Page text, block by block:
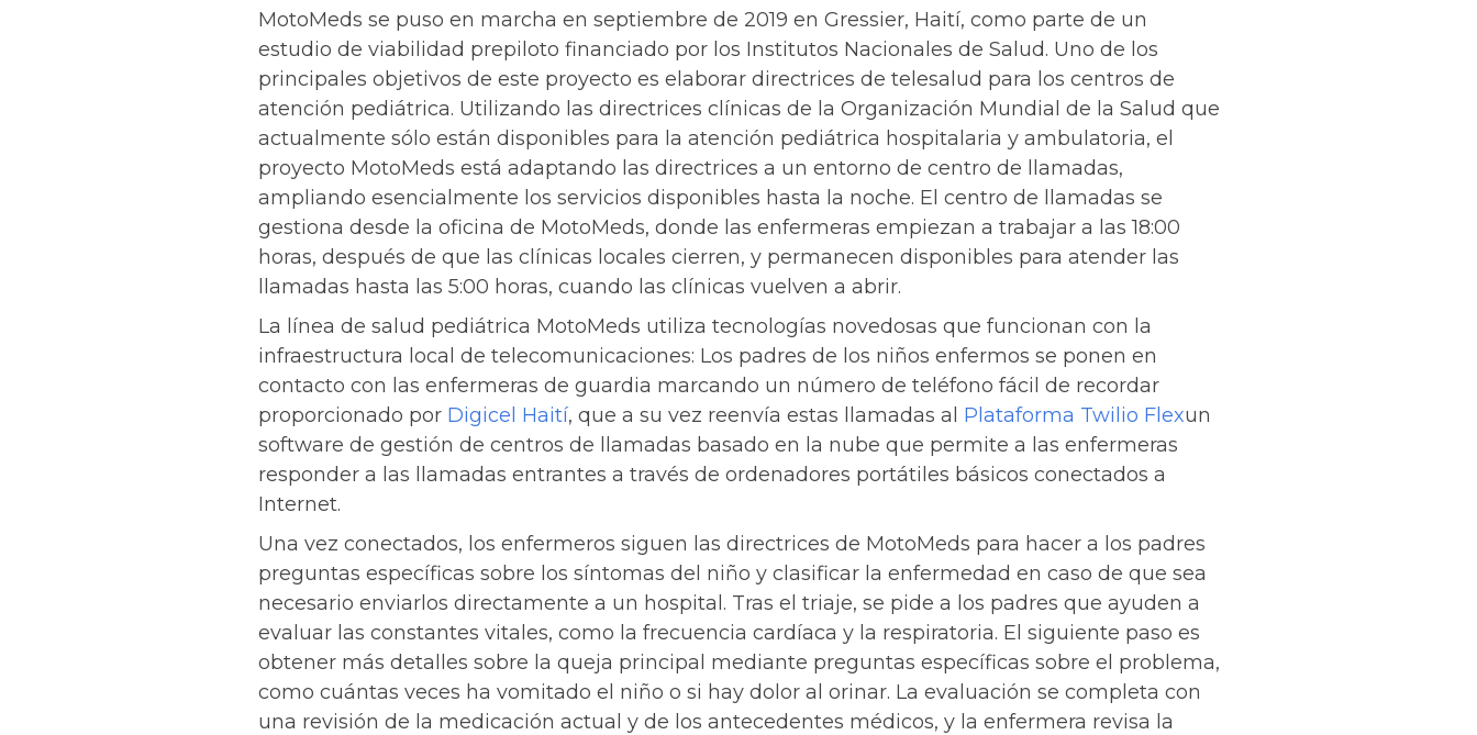
MotoMeds se puso en marcha en septiembre de 2019 en Gressier, Haití, como parte de un
estudio de viabilidad prepiloto financiado por los Institutos Nacionales de Salud. Uno de los
principales objetivos de este proyecto es elaborar directrices de telesalud para los centros de
atención pediátrica. Utilizando las directrices clínicas de la Organización Mundial de la Salud que
actualmente sólo están disponibles para la atención pediátrica hospitalaria y ambulatoria, el
proyecto MotoMeds está adaptando las directrices a un entorno de centro de llamadas,
ampliando esencialmente los servicios disponibles hasta la noche. El centro de llamadas se
gestiona desde la oficina de MotoMeds, donde las enfermeras empiezan a trabajar a las 18:00
horas, después de que las clínicas locales cierren, y permanecen disponibles para atender las
llamadas hasta las 5:00 horas, cuando las clínicas vuelven a abrir.
La línea de salud pediátrica MotoMeds utiliza tecnologías novedosas que funcionan con la
infraestructura local de telecomunicaciones: Los padres de los niños enfermos se ponen en
contacto con las enfermeras de guardia marcando un número de teléfono fácil de recordar
proporcionado por Digicel Haití, que a su vez reenvía estas llamadas al Plataforma Twilio Flexun
software de gestión de centros de llamadas basado en la nube que permite a las enfermeras
responder a las llamadas entrantes a través de ordenadores portátiles básicos conectados a
Internet.
Una vez conectados, los enfermeros siguen las directrices de MotoMeds para hacer a los padres
preguntas específicas sobre los síntomas del niño y clasificar la enfermedad en caso de que sea
necesario enviarlos directamente a un hospital. Tras el triaje, se pide a los padres que ayuden a
evaluar las constantes vitales, como la frecuencia cardíaca y la respiratoria. El siguiente paso es
obtener más detalles sobre la queja principal mediante preguntas específicas sobre el problema,
como cuántas veces ha vomitado el niño o si hay dolor al orinar. La evaluación se completa con
una revisión de la medicación actual y de los antecedentes médicos, y la enfermera revisa la